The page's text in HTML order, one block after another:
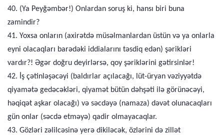
40. (Ya Peyğəmbər!) Onlardan soruş ki, hansı biri buna
zamindir?
41. Yoxsa onların (axirətdə müsəlmanlardan üstün və ya onlarla
eyni olacaqları barədəki iddialarını təsdiq edən) şərikləri
vardır?! Əgər doğru deyirlərsə, qoy şəriklərini gətirsinlər!
42. İş çətinləşəcəyi (baldırlar açılacağı, lüt-üryan vəziyyətdə
qiyamətə gedəcəkləri, qiyamət bütün dəhşəti ilə görünəcəyi,
həqiqət aşkar olacağı) və səcdəyə (namaza) dəvət olunacaqları
gün onlar (səcdə etməyə) qadir olmayacaqlar.
43. Gözləri zəlilcəsinə yerə dikiləcək, özlərini də zillət